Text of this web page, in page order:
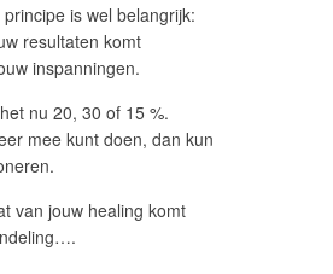
is wel belangrijk:
resultaten komt
inspanningen.
nu 20, 30 of 15 %.
mee kunt doen, dan kun
van jouw healing komt